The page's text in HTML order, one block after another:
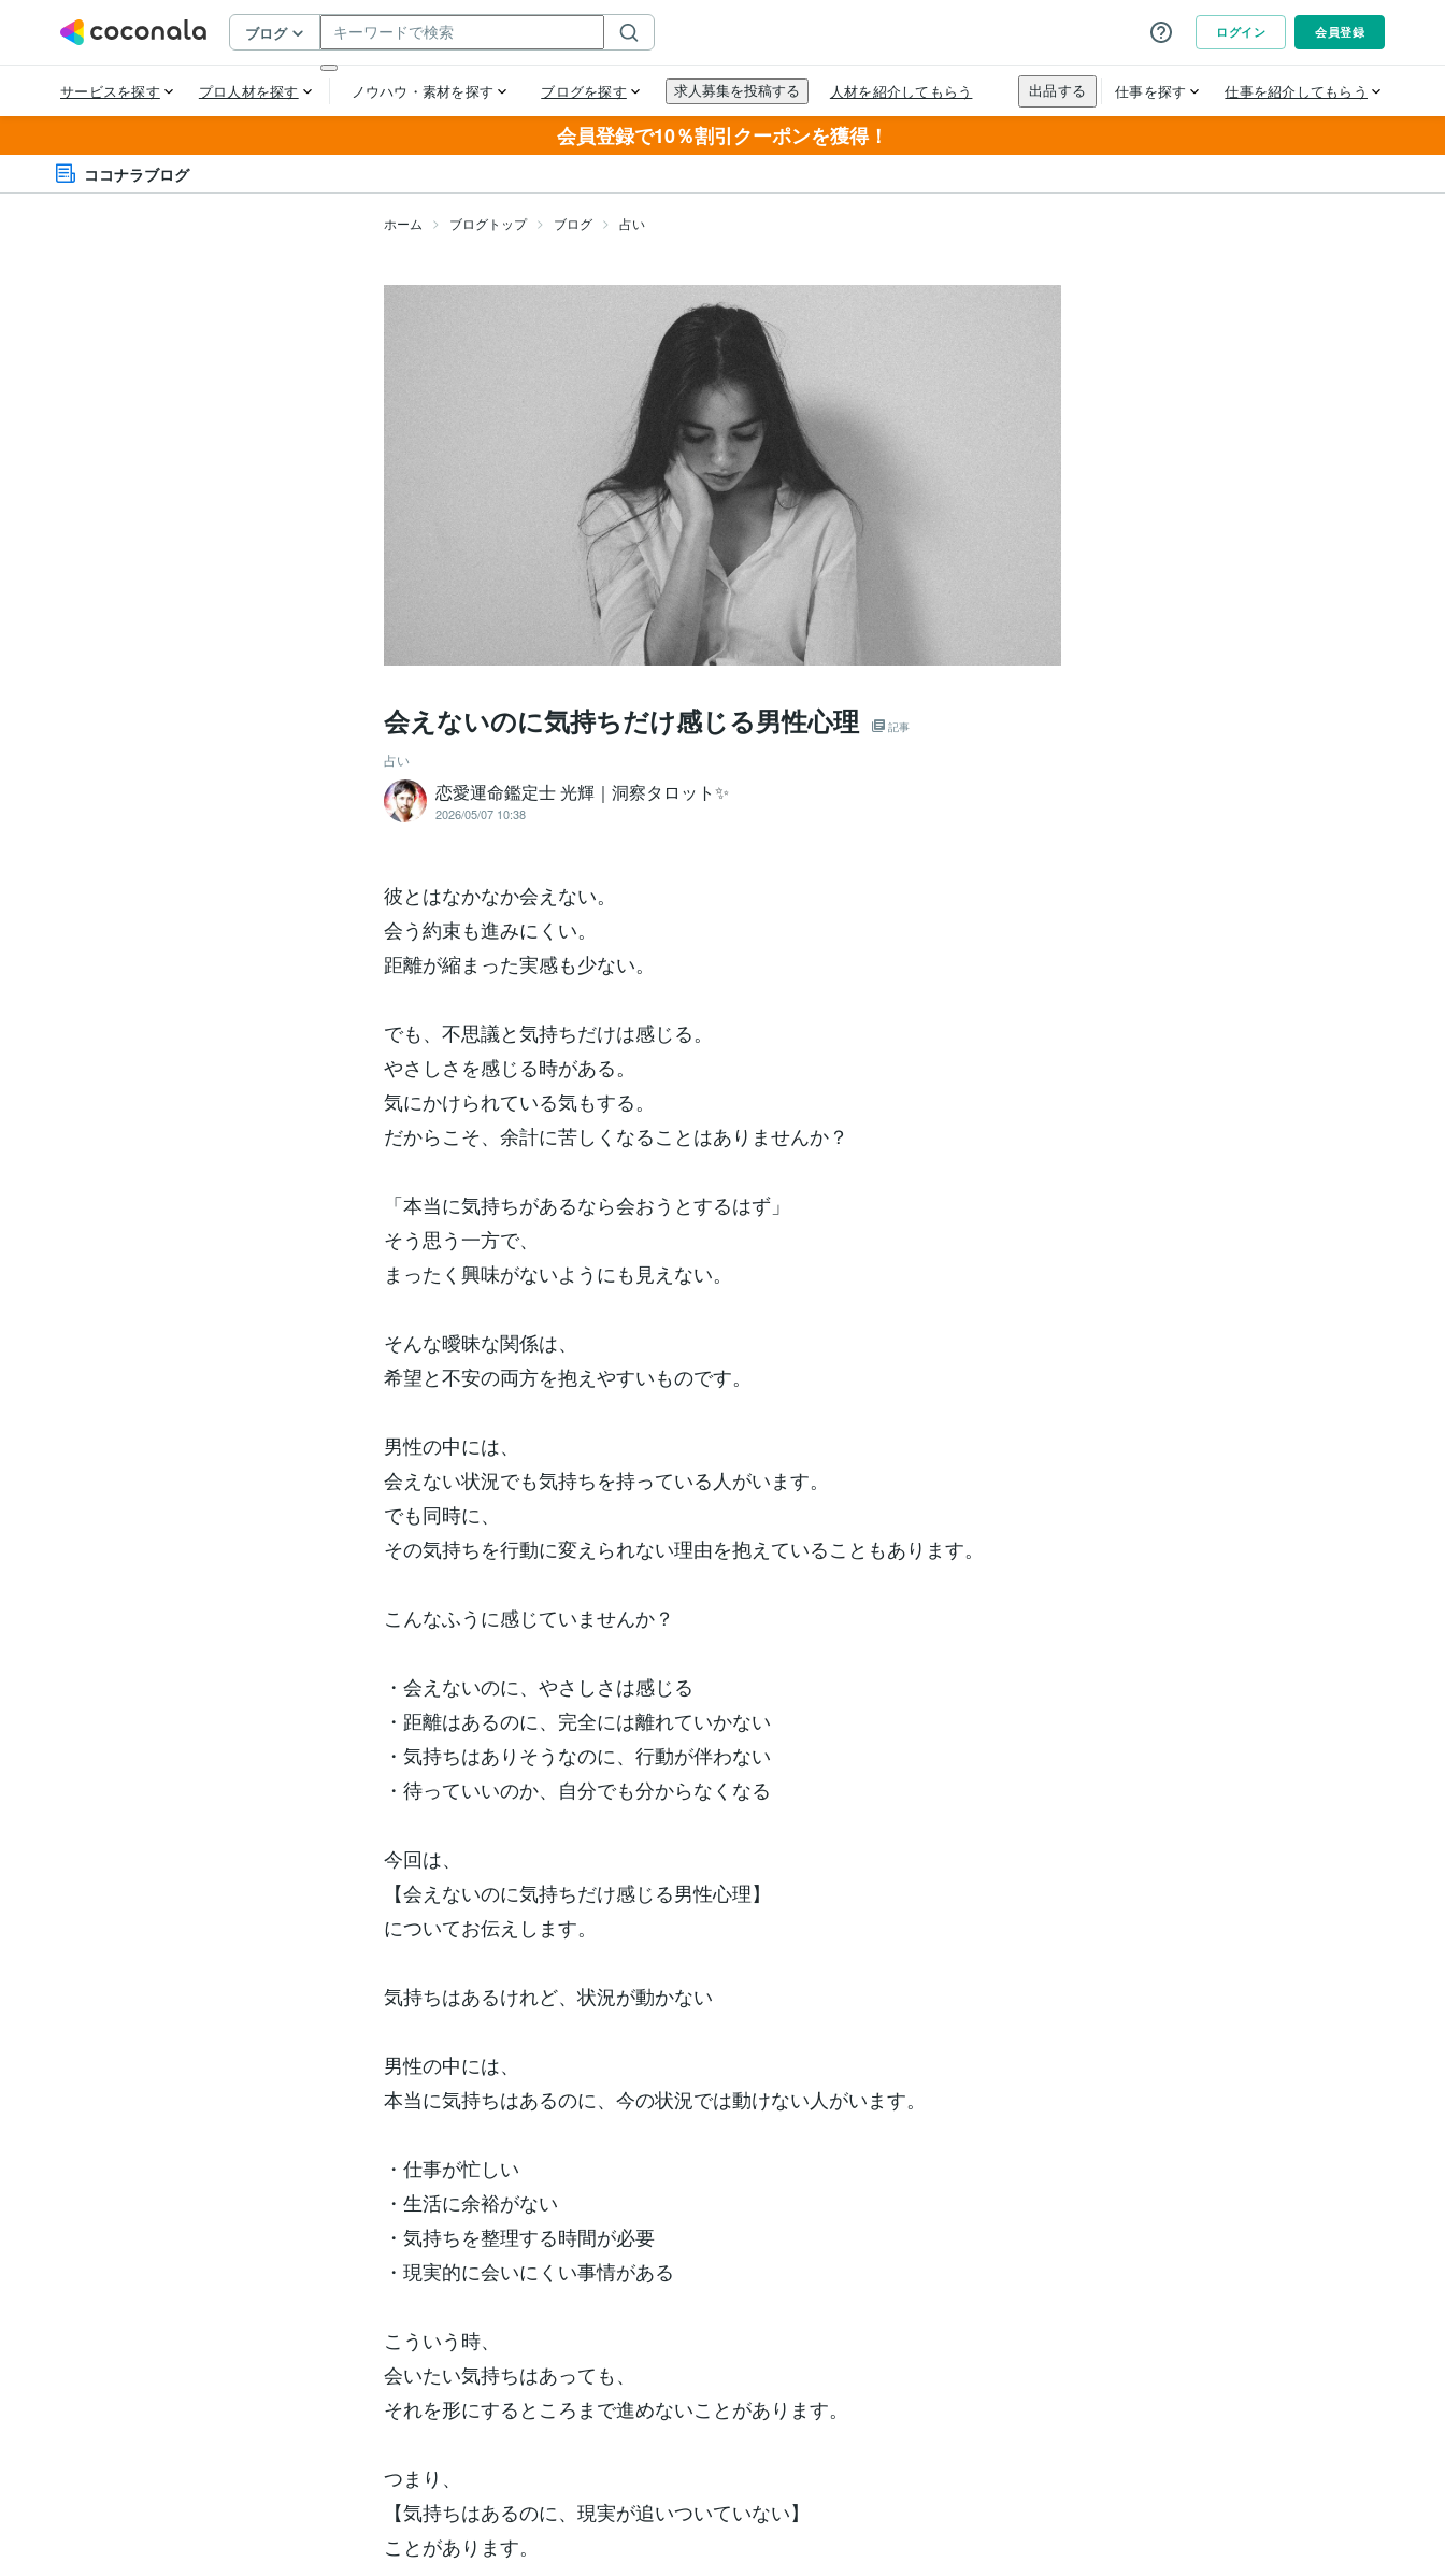
会員登録で10％割引クーポンを獲得！
ココナラブログ
ホーム ブログトップ ブログ 占い
会えないのに気持ちだけ感じる男性心理 記事
占い
恋愛運命鑑定士 光輝｜洞察タロット✨️
2026/05/07 10:38
彼とはなかなか会えない。
会う約束も進みにくい。
距離が縮まった実感も少ない。
でも、不思議と気持ちだけは感じる。
やさしさを感じる時がある。
気にかけられている気もする。
だからこそ、余計に苦しくなることはありませんか？
「本当に気持ちがあるなら会おうとするはず」
そう思う一方で、
まったく興味がないようにも見えない。
そんな曖昧な関係は、
希望と不安の両方を抱えやすいものです。
男性の中には、
会えない状況でも気持ちを持っている人がいます。
でも同時に、
その気持ちを行動に変えられない理由を抱えていることもあります。
こんなふうに感じていませんか？
・会えないのに、やさしさは感じる
・距離はあるのに、完全には離れていかない
・気持ちはありそうなのに、行動が伴わない
・待っていいのか、自分でも分からなくなる
今回は、
【会えないのに気持ちだけ感じる男性心理】
についてお伝えします。
気持ちはあるけれど、状況が動かない
男性の中には、
本当に気持ちはあるのに、今の状況では動けない人がいます。
・仕事が忙しい
・生活に余裕がない
・気持ちを整理する時間が必要
・現実的に会いにくい事情がある
こういう時、
会いたい気持ちはあっても、
それを形にするところまで進めないことがあります。
つまり、
【気持ちはあるのに、現実が追いついていない】
ことがあります。